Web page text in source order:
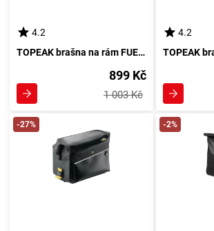
4.2
TOPEAK brašna na rám FUEL TANK
899 Kč
1 003 Kč
4.2
-27% -2%